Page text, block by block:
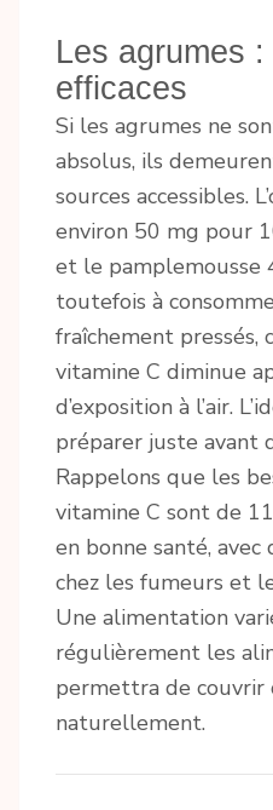
Les agrumes
efficaces
Si les agrumes ne
absolus, ils
sources accessibles.
environ 50 mg pour
et le pamplemousse
toutefois à
fraîchement pressés,
vitamine C diminue
d’exposition à l’air.
préparer juste avant
Rappelons que les
vitamine C sont de
en bonne santé, avec
chez les fumeurs et
Une alimentation
régulièrement les
permettra de couvrir
naturellement.